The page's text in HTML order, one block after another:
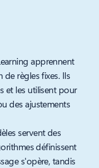
apprennent
règles fixes. Ils
et les utilisent pour
des ajustements
servent des
définissent
s'opère, tandis